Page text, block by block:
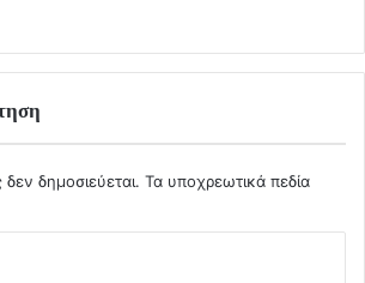
δημοσιεύεται. Τα υποχρεωτικά πεδία